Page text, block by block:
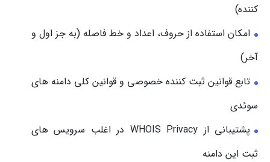
کننده)
امکان استفاده از حروف، اعداد و خط فاصله (به جز اول و
آخر)
تابع قوانین ثبت کننده خصوصی و قوانین کلی دامنه های
سوئدی
پشتیبانی از WHOIS Privacy در اغلب سرویس های
ثبت این دامنه